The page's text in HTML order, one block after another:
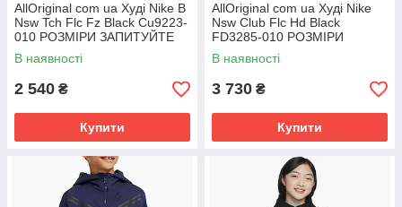
AllOriginal com ua Худі Nike B
Nsw Tch Flc Fz Black Cu9223-
010 РОЗМІРИ ЗАПИТУЙТЕ
В наявності
2 540 ₴
Купити
AllOriginal com ua Худі Nike
Nsw Club Flc Hd Black
FD3285-010 РОЗМІРИ
ЗАПИТУЙТЕ
В наявності
3 730 ₴
Купити